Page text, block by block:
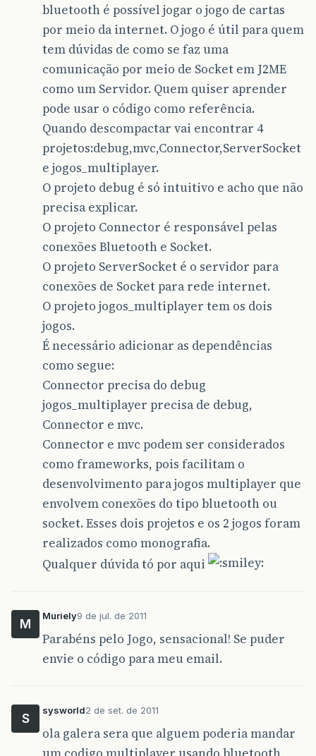
bluetooth é possível jogar o jogo de cartas
por meio da internet. O jogo é útil para quem
tem dúvidas de como se faz uma
comunicação por meio de Socket em J2ME
como um Servidor. Quem quiser aprender
pode usar o código como referência.
Quando descompactar vai encontrar 4
projetos:debug,mvc,Connector,ServerSocket
e jogos_multiplayer.
O projeto debug é só intuitivo e acho que não
precisa explicar.
O projeto Connector é responsável pelas
conexões Bluetooth e Socket.
O projeto ServerSocket é o servidor para
conexões de Socket para rede internet.
O projeto jogos_multiplayer tem os dois
jogos.
É necessário adicionar as dependências
como segue:
Connector precisa do debug
jogos_multiplayer precisa de debug,
Connector e mvc.
Connector e mvc podem ser considerados
como frameworks, pois facilitam o
desenvolvimento para jogos multiplayer que
envolvem conexões do tipo bluetooth ou
socket. Esses dois projetos e os 2 jogos foram
realizados como monografia.
Qualquer dúvida tó por aqui
M
Muriely9 de jul. de 2011
Parabéns pelo Jogo, sensacional! Se puder
envie o código para meu email.
S
sysworld2 de set. de 2011
ola galera sera que alguem poderia mandar